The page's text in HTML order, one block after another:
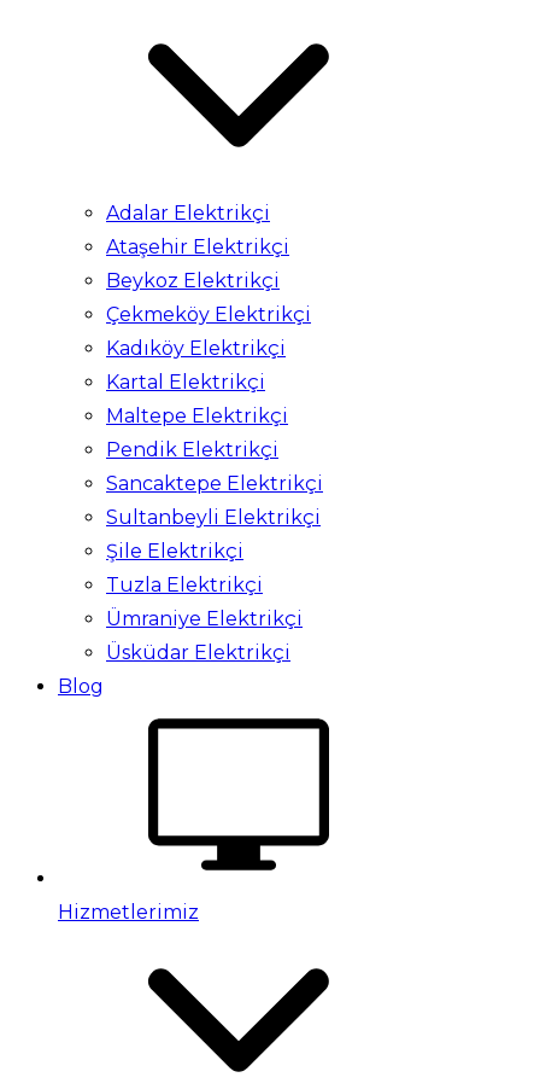
Adalar Elektrikçi
Ataşehir Elektrikçi
Beykoz Elektrikçi
Çekmeköy Elektrikçi
Kadıköy Elektrikçi
Kartal Elektrikçi
Maltepe Elektrikçi
Pendik Elektrikçi
Sancaktepe Elektrikçi
Sultanbeyli Elektrikçi
Şile Elektrikçi
Tuzla Elektrikçi
Ümraniye Elektrikçi
Üsküdar Elektrikçi
Blog
Hizmetlerimiz